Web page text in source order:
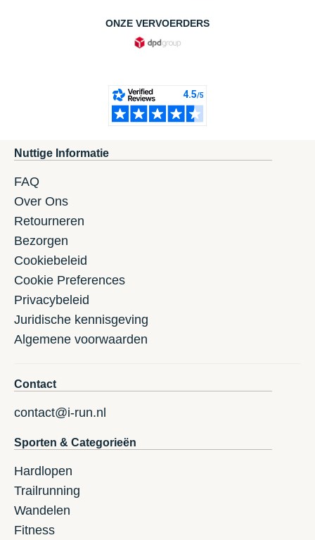
ONZE VERVOERDERS
Nuttige Informatie
FAQ
Over Ons
Retourneren
Bezorgen
Cookiebeleid
Cookie Preferences
Privacybeleid
Juridische kennisgeving
Algemene voorwaarden
Contact
contact@i-run.nl
Sporten & Categorieën
Hardlopen
Trailrunning
Wandelen
Fitness